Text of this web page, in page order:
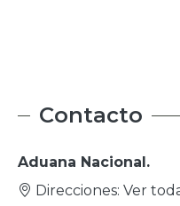
Contacto
Aduana Nacional.
Direcciones: Ver